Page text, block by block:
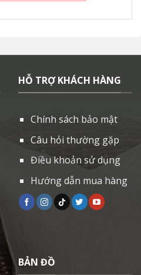
HỖ TRỢ KHÁCH HÀNG
Chính sách bảo mật
Câu hỏi thường gặp
Điều khoản sử dụng
Hướng dẫn mua hàng
BẢN ĐỒ